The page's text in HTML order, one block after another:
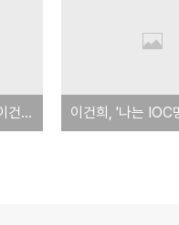
IOC 윤리위, 2008년 이건희 관련 결정문 원문